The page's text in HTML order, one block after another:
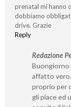
prenatal mi hanno
dobbiamo
drive. Grazie
Reply
Redazione
Buongiorno
affatto vero.
proprio per
gli piace ed